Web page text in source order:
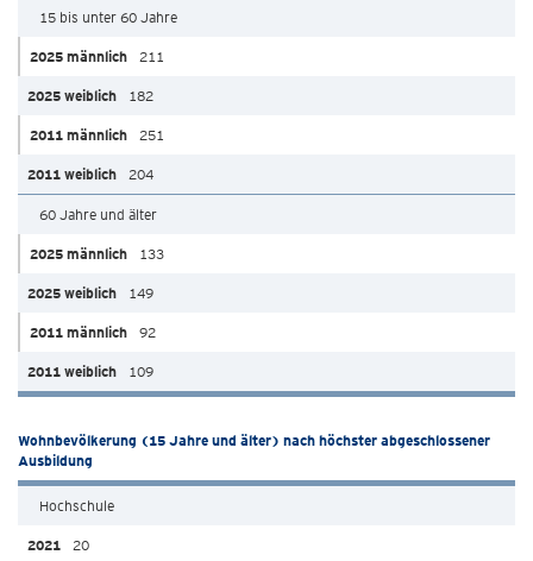
15 bis unter 60 Jahre
211
182
251
204
60 Jahre und älter
133
149
92
109
Wohnbevölkerung (15 Jahre und älter) nach höchster abgeschlossener
Ausbildung
Hochschule
20